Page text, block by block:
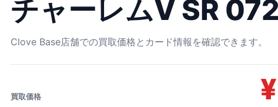
チャーレムV SR
Clove Base店舗での買取価格とカード情報を確認できます。
買取価格 ¥